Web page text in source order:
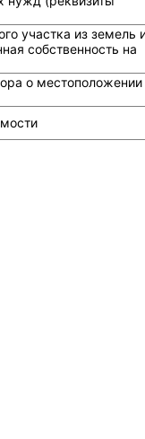
участка из земель
собственность на
о местоположении